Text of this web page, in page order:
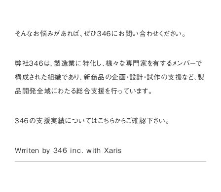
そんなお悩みがあれば、ぜひ３４６にお問い合わせください。
弊社３４６は、製造業に特化し、様々な専門家を有するメンバーで
構成された組織であり、新商品の企画・設計・試作の支援など、製
品開発全域にわたる総合支援を行っています。
３４６の支援実績についてはこちらからご確認下さい。
Wrriten by 346 inc. with Xaris